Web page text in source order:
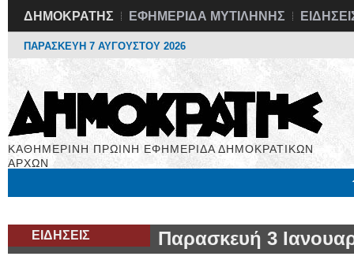
ΔΗΜΟΚΡΑΤΗΣ ΕΦΗΜΕΡΙΔΑ ΜΥΤΙΛΗΝΗΣ
ΠΑΡΑΣΚΕΥΗ 7 ΑΥΓΟΥΣΤΟΥ 2026
ΚΑΘΗΜΕΡΙΝΗ ΠΡΩΙΝΗ ΕΦΗΜΕΡΙΔΑ ΔΗΜΟΚΡΑΤΙΚΩΝ
ΑΡΧΩΝ
ΕΙΔΗΣΕΙΣ Παρασκευή 3